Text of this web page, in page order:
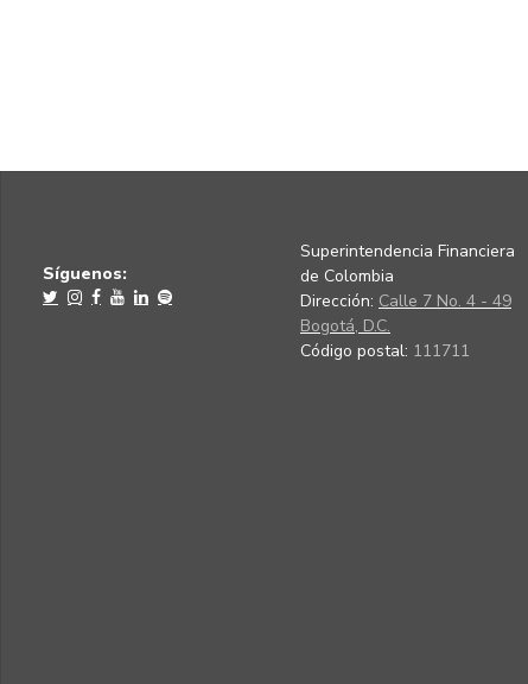
Síguenos:
Superintendencia Financiera
de Colombia
Dirección: Calle 7 No. 4 - 49
Bogotá, D.C.
Código postal: 111711